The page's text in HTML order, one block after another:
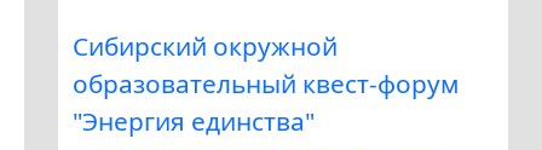
Сибирский окружной
образовательный квест-форум
"Энергия единства"